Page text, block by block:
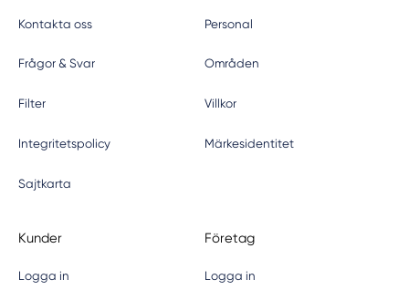
Kontakta oss Personal
Frågor & Svar Områden
Filter Villkor
Integritetspolicy Märkesidentitet
Sajtkarta
Kunder
Logga in
Företag
Logga in